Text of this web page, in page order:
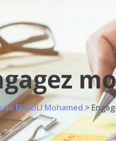
EL ADLI Mohamed >